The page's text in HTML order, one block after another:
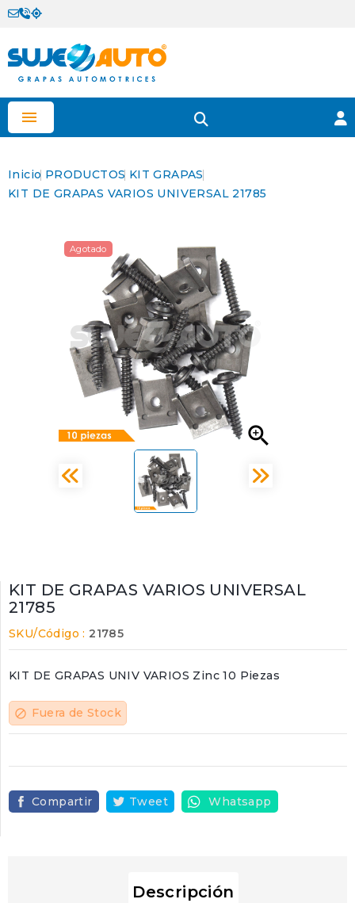

Inicio PRODUCTOS KIT GRAPAS
KIT DE GRAPAS VARIOS UNIVERSAL 21785

Agotado
KIT DE GRAPAS VARIOS UNIVERSAL
21785
SKU/Código : 21785
KIT DE GRAPAS UNIV VARIOS Zinc 10 Piezas
block Fuera de Stock
Compartir Tweet Whatsapp
Descripción